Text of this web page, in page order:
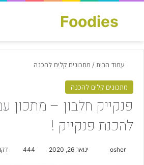
Foodies
חפש עבור
עמוד הבית / מתכונים קלים להכנה
מתכונים קלים להכנה
פנקייק חלבון – מתכון
להכנת פנקייק !
osher ינואר 26, 2020 444